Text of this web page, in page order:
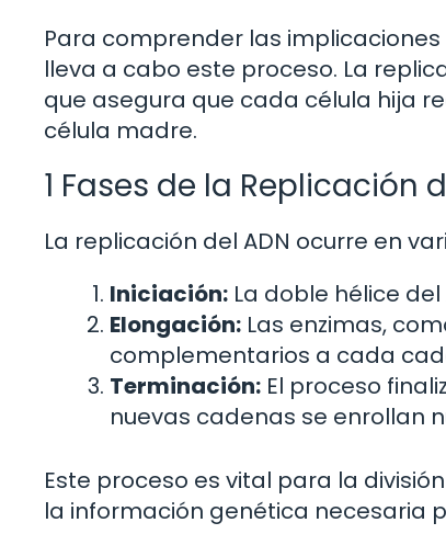
Para comprender las
lleva a cabo este proceso. La
que asegura que cada célula hija
célula madre.
1 Fases de la Replicación
La replicación del ADN ocurre en
Iniciación: La doble hélice
Elongación: Las enzimas,
complementarios a cada
Terminación: El proceso
nuevas cadenas se enrollan
Este proceso es vital para la
la información genética necesaria